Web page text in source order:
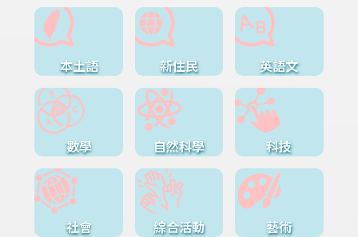
本土語 新住民 英語文
數學 自然科學 科技
社會 綜合活動 藝術